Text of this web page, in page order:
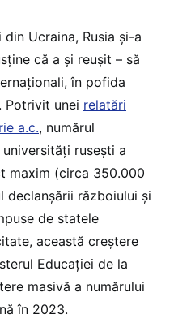
Ucraina, Rusia și-a
că a și reușit – să
în pofida
Potrivit unei relatări
a.c., numărul
rusești a
maxim (circa 350.000
declanșării războiului și
de statele
această creștere
Educației de la
masivă a numărului
în 2023.